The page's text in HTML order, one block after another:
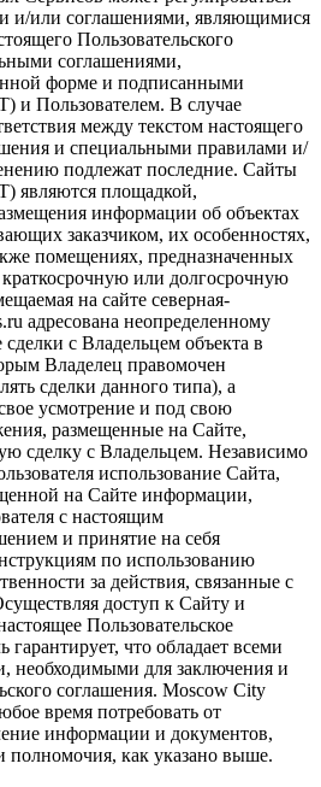
и/или соглашениями, являющимися
Пользовательского
соглашениями,
форме и подписанными
и Пользователем. В случае
между текстом настоящего
и специальными правилами и/
подлежат последние. Сайты
являются площадкой,
информации об объектах
заказчиком, их особенностях,
помещениях, предназначенных
или долгосрочную
на сайте северная-
адресована неопределенному
с Владельцем объекта в
Владелец правомочен
сделки данного типа), а
усмотрение и под свою
размещенные на Сайте,
сделку с Владельцем. Независимо
использование Сайта,
на Сайте информации,
с настоящим
и принятие на себя
по использованию
за действия, связанные с
доступ к Сайту и
Пользовательское
гарантирует, что обладает всеми
необходимыми для заключения и
соглашения. Moscow City
время потребовать от
информации и документов,
как указано выше.